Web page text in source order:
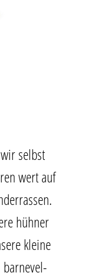
selbst
wert auf
hüh­ner
klei­ne
barn­evel­